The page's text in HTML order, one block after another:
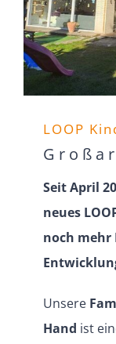
LOOP
Seit April
neues
noch mehr
Unsere
Hand ist